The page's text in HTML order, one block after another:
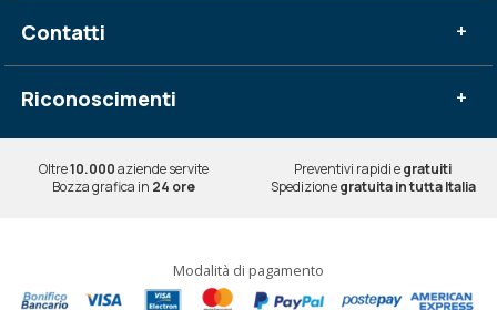
Contatti +
Riconoscimenti +
Oltre10.000aziende servite Preventivi rapidi egratuiti
Bozza grafica in 24 ore Spedizionegratuita in tutta Italia
Modalità di pagamento